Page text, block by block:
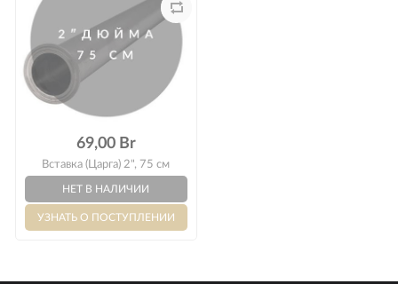
69,00 Br
Вставка (Царга) 2", 75 см